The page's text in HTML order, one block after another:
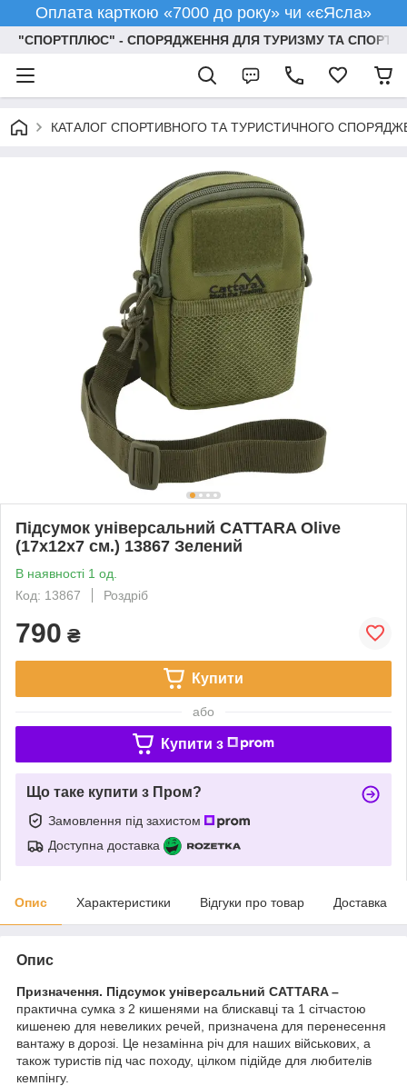
Оплата карткою «7000 до року» чи «єЯсла»
"СПОРТПЛЮС" - СПОРЯДЖЕННЯ ДЛЯ ТУРИЗМУ ТА СПОРТУ
КАТАЛОГ СПОРТИВНОГО ТА ТУРИСТИЧНОГО
Підсумок універсальний CATTARA Olive
(17x12x7 см.) 13867 Зелений
В наявності 1 од.
Код: 13867
Роздріб
790 ₴
Купити
або
Купити з
Що таке купити з Пром?
Замовлення під захистом
Доступна доставка
Опис Характеристики Відгуки про товар Доставка
Опис
Призначення. Підсумок універсальний CATTARA –
практична сумка з 2 кишенями на блискавці та 1 сітчастою
кишенею для невеликих речей, призначена для перенесення
вантажу в дорозі. Це незамінна річ для наших військових, а
також туристів під час походу, цілком підійде для любителів
кемпінгу.